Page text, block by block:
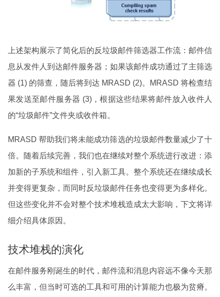
上述架构展示了简化后的反垃圾邮件筛选器工作流：邮件信
息从发件人到达邮件服务器；如果该邮件成功通过了主筛选
器 (1) 的筛查，随后将到达 MRASD (2)。MRASD 将检查结
果发送至邮件服务器 (3)，根据这些结果将邮件放入收件人
的“垃圾邮件”文件夹或收件箱。
MRASD 帮助我们将未能成功筛选的垃圾邮件数量减少了十
倍。随着后续完善，我们也在继续对整个系统进行改进：添
加新的子系统和组件，引入新工具。整个系统还在继续成长
并变得更复杂，而同时反垃圾邮件任务也变得更为多样化。
但这些变化并不会对整个技术堆栈造成太大影响，下文将详
细介绍具体原因。
技术堆栈的演化
在邮件服务刚诞生的时代，邮件流和消息内容远不像今天那
么丰富，但当时可选的工具和可用的计算能力也极为贫瘠。